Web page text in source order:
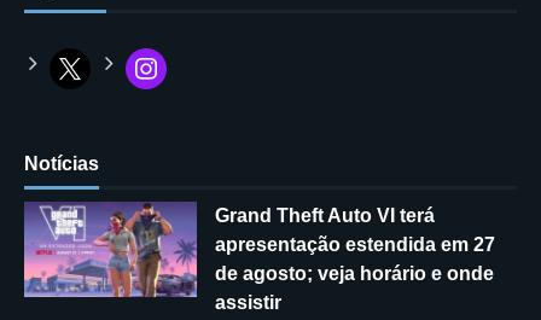
Notícias
Grand Theft Auto VI terá
apresentação estendida em 27
de agosto; veja horário e onde
assistir